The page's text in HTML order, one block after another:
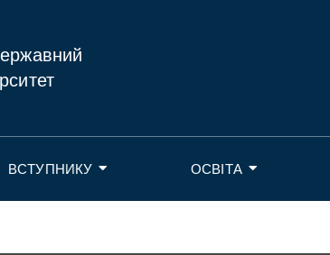
ВСТУПНИКУ ОСВІТА